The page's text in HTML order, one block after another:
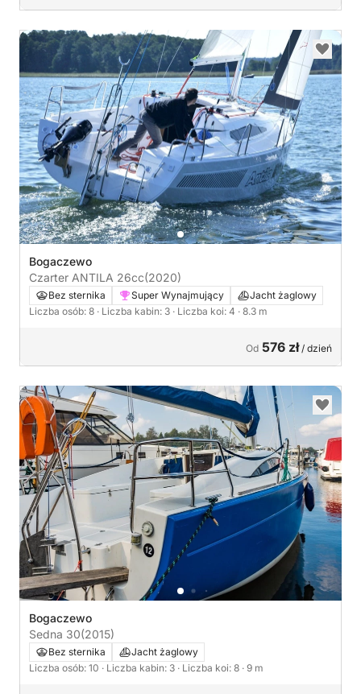
Bogaczewo
Czarter ANTILA 26cc(2020)
Bez sternika Super Wynajmujący
Jacht żaglowy
Liczba osób: 8 · Liczba kabin: 3 · Liczba koi: 4 · 8.3 m
Od 576 zł/ dzień
Bogaczewo
Sedna 30(2015)
Bez sternika
Jacht żaglowy
Liczba osób: 10 · Liczba kabin: 3 · Liczba koi: 8 · 9 m